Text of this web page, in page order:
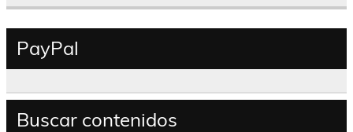
PayPal
Buscar contenidos